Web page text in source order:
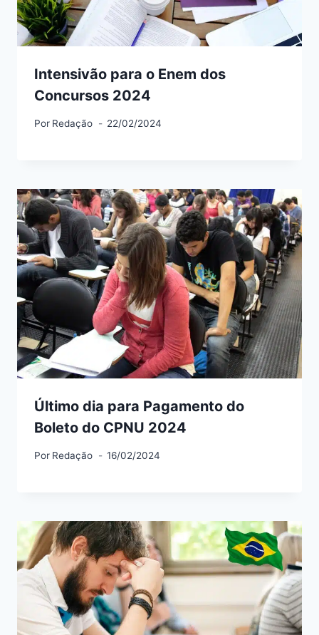
Intensivão para o Enem dos
Concursos 2024
Por Redação 22/02/2024
Último dia para Pagamento do
Boleto do CPNU 2024
Por Redação 16/02/2024